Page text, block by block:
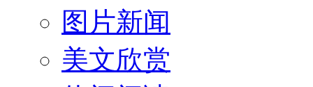
图片新闻
美文欣赏